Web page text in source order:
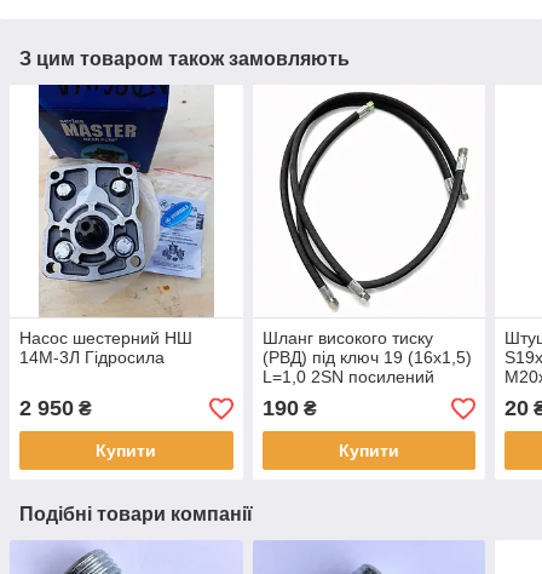
З цим товаром також замовляють
Насос шестерний НШ
14М-3Л Гідросила
2 950 ₴
Купити
Шланг високого тиску
(РВД) під ключ 19 (16х1,5)
L=1,0 2SN посилений
190₴
Купити
20
Подібні товари компанії